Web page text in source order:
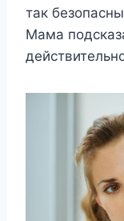
так
Μама